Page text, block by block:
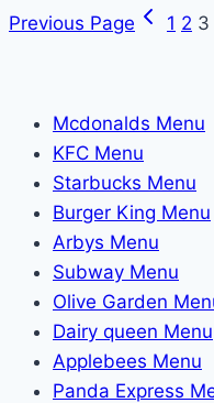
Previous Page 1 2 3
Mcdonalds Menu
KFC Menu
Starbucks Menu
Burger King Menu
Arbys Menu
Subway Menu
Olive Garden
Dairy queen Menu
Applebees Menu
Panda Express